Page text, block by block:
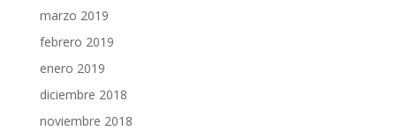
marzo 2019
febrero 2019
enero 2019
diciembre 2018
noviembre 2018